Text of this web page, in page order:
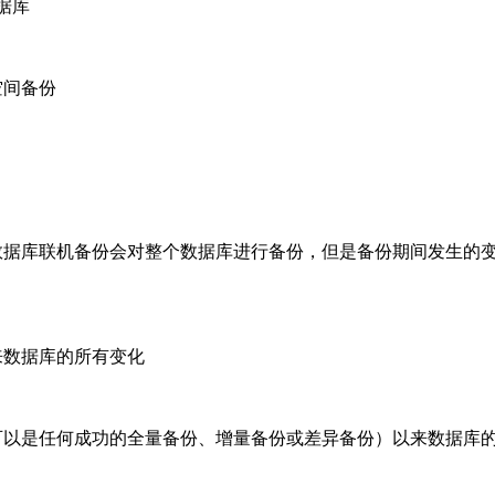
库
备份
库联机备份会对整个数据库进行备份，但是备份期间发生
据库的所有变化
是任何成功的全量备份、增量备份或差异备份）以来数据库